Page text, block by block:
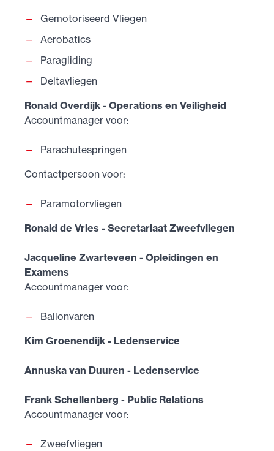
Gemotoriseerd Vliegen
Aerobatics
Paragliding
Deltavliegen
Ronald Overdijk - Operations en Veiligheid
Accountmanager voor:
Parachutespringen
Contactpersoon voor:
Paramotorvliegen
Ronald de Vries - Secretariaat Zweefvliegen
Jacqueline Zwarteveen - Opleidingen en
Examens
Accountmanager voor:
Ballonvaren
Kim Groenendijk - Ledenservice
Annuska van Duuren - Ledenservice
Frank Schellenberg - Public Relations
Accountmanager voor:
Zweefvliegen